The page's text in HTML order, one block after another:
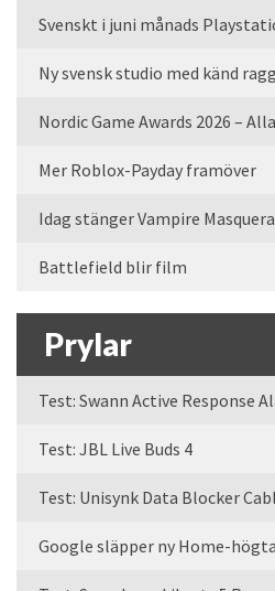
Svenskt i juni månads
Ny svensk studio med känd
Nordic Game Awards 2026 –
Mer Roblox-Payday framöver
Idag stänger Vampire
Battlefield blir film
Prylar
Test: Swann Active Response
Test: JBL Live Buds 4
Test: Unisynk Data Blocker
Google släpper ny Home-